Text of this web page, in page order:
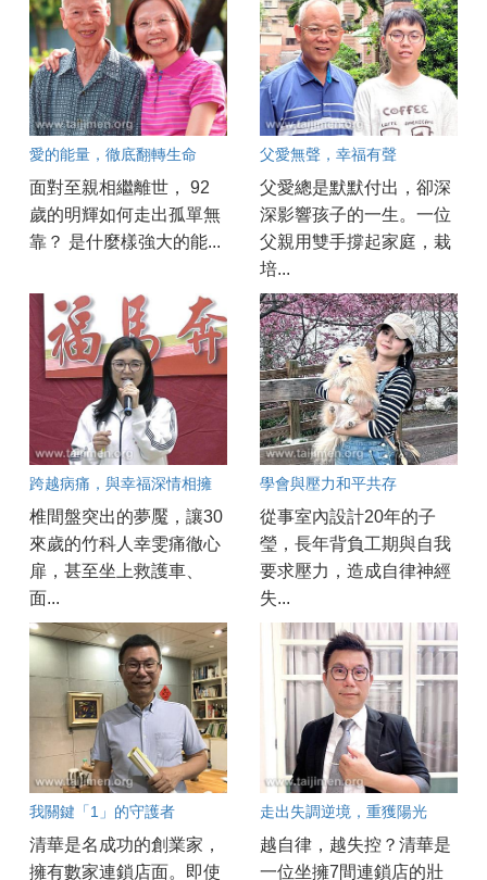
愛的能量，徹底翻轉生命
面對至親相繼離世， 92
歲的明輝如何走出孤單無
靠？ 是什麼樣強大的能...
父愛無聲，幸福有聲
父愛總是默默付出，卻深
深影響孩子的一生。一位
父親用雙手撐起家庭，栽
培...
跨越病痛，與幸福深情相擁
椎間盤突出的夢魘，讓30
來歲的竹科人幸雯痛徹心
扉，甚至坐上救護車、
面...
學會與壓力和平共存
從事室內設計20年的子
瑩，長年背負工期與自我
要求壓力，造成自律神經
失...
我關鍵「1」的守護者
清華是名成功的創業家，
擁有數家連鎖店面。即使
走出失調逆境，重獲陽光
越自律，越失控？清華是
一位坐擁7間連鎖店的壯